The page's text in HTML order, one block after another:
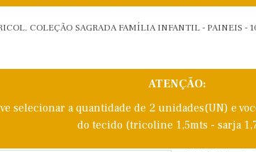
COLEÇÃO SAGRADA FAMÍLIA INFANTIL - PAINEIS -
ATENÇÃO:
selecionar a quantidade de 2 unidades(UN) e
do tecido (tricoline 1,5mts - sarja